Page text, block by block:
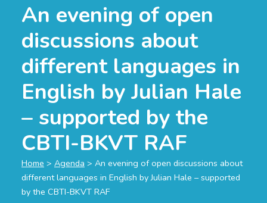
An evening of open
discussions about
different languages in
English by Julian Hale
– supported by the
CBTI-BKVT RAF
Home > Agenda > An evening of open discussions about
different languages in English by Julian Hale – supported
by the CBTI-BKVT RAF